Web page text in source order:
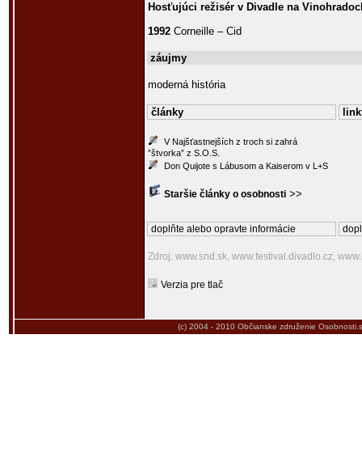
Hosťujúci režisér v Divadle na
1992 Corneille – Cid
záujmy
moderná história
články
V Najšťastnejších z troch si zahrá
”štvorka” z S.O.S.
Don Quijote s Lábusom a Kaiserom v L+S
Staršie články o osobnosti >>
doplňte alebo opravte informácie
Zdroj: www.snd.sk, www.festival.divadlo.cz,
Verzia pre tlač
(c) 2004 - 2010 Občianske združenie